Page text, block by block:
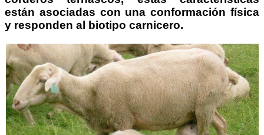
están asociadas con una conformación física
y responden al biotipo carnicero.